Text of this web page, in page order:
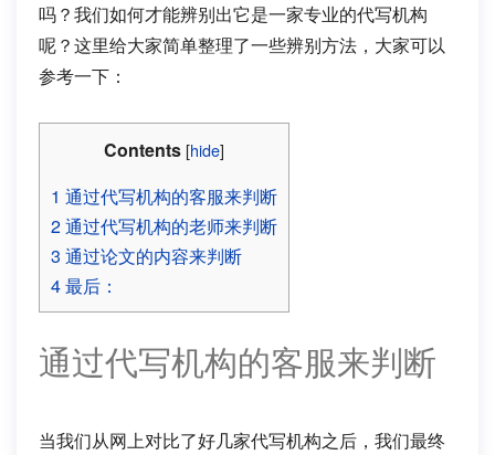
吗？我们如何才能辨别出它是一家专业的代写机构
呢？这里给大家简单整理了一些辨别方法，大家可以
参考一下：
Contents [hide]
1 通过代写机构的客服来判断
2通过代写机构的老师来判断
3 通过论文的内容来判断
4最后：
通过代写机构的客服来判断
当我们从网上对比了好几家代写机构之后，我们最终